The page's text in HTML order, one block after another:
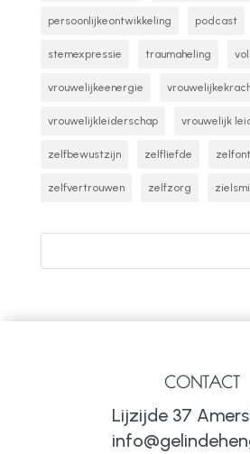
persoonlijkeontwikkeling podcast
stemexpressie traumaheling
vrouwelijkeenergie
vrouwelijkleiderschap vrouwelijk
zelfbewustzijn zelfliefde
zelfvertrouwen zelfzorg
CONTACT
Lijzijde 37